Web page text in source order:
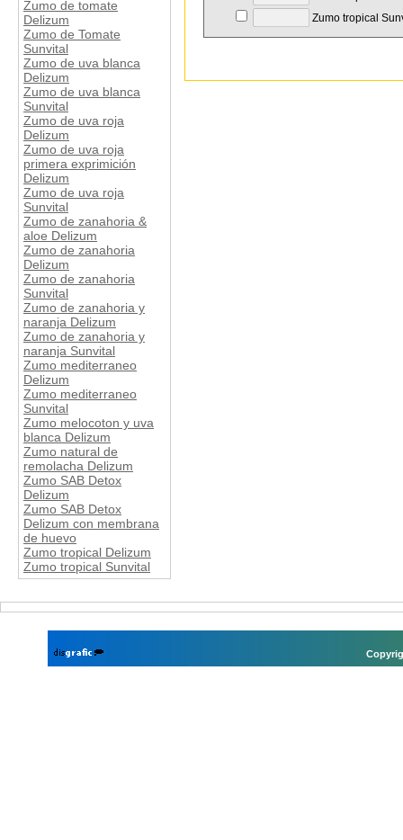
Zumo de tomate
Delizum
Zumo de Tomate
Sunvital
Zumo de uva blanca
Delizum
Zumo de uva blanca
Sunvital
Zumo de uva roja
Delizum
Zumo de uva roja
primera exprimición
Delizum
Zumo de uva roja
Sunvital
Zumo de zanahoria &
aloe Delizum
Zumo de zanahoria
Delizum
Zumo de zanahoria
Sunvital
Zumo de zanahoria y
naranja Delizum
Zumo de zanahoria y
naranja Sunvital
Zumo mediterraneo
Delizum
Zumo mediterraneo
Sunvital
Zumo melocoton y uva
blanca Delizum
Zumo natural de
remolacha Delizum
Zumo SAB Detox
Delizum
Zumo SAB Detox
Delizum con membrana
de huevo
Zumo tropical Delizum
Zumo tropical Sunvital
Zumo tropical